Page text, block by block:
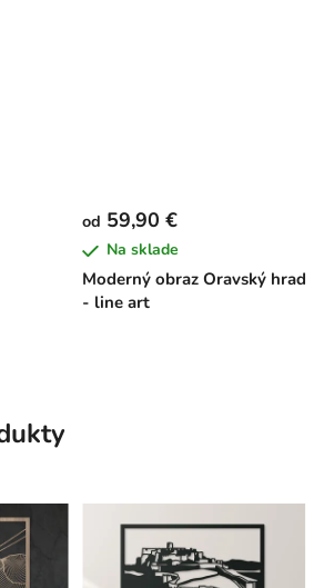
Moderný obraz Oravský hrad
- line art
od 59,90 €
Na sklade